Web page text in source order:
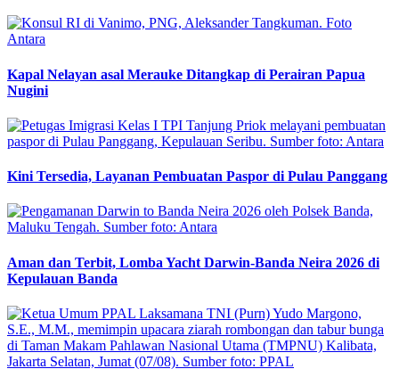
Kapal Nelayan asal Merauke Ditangkap di Perairan Papua
Nugini
Kini Tersedia, Layanan Pembuatan Paspor di Pulau Panggang
Aman dan Terbit, Lomba Yacht Darwin-Banda Neira 2026 di
Kepulauan Banda